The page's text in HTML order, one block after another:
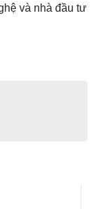
và nhà đầu tư